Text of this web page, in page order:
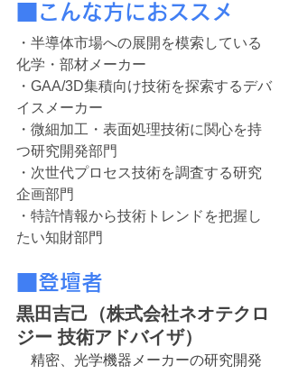
■こ んな方におススメ
・半導体市場への展開を模索している
化学・部材メーカー
・GAA/3D集積向け技術を探索するデバ
イスメーカー
・微細加工・表面処理技術に関心を持
つ研究開発部門
・次世代プロセス技術を調査する研究
企画部門
・特許情報から技術トレンドを把握し
たい知財部門
■登壇者
黒田吉己（株式会社ネオテクロ
ジー 技術アドバイザ）
精密、光学機器メーカーの研究開発